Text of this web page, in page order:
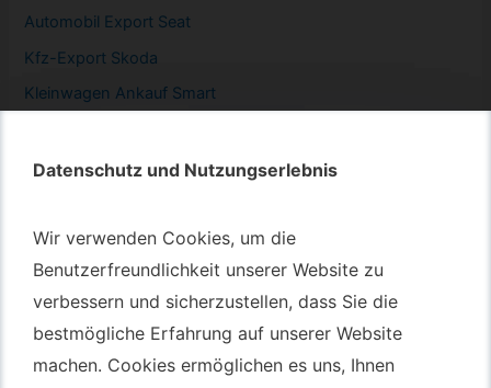
Datenschutz und Nutzungserlebnis
Wir verwenden Cookies, um die
Benutzerfreundlichkeit unserer Website zu
verbessern und sicherzustellen, dass Sie die
bestmögliche Erfahrung auf unserer Website
machen. Cookies ermöglichen es uns, Ihnen
Datenschutz und Nutzungserlebnis
Wir verwenden Cookies, um die
Benutzerfreundlichkeit unserer Website zu
verbessern und sicherzustellen, dass Sie die
bestmögliche Erfahrung auf unserer Website
machen. Cookies ermöglichen es uns, Ihnen
Automobil Export Seat
Kfz-Export Skoda
Kleinwagen Ankauf Smart
Autotransport Bochum
Autotransport Düsseldorf
Autotransport Essen
Autoexport Gelsenkirchen